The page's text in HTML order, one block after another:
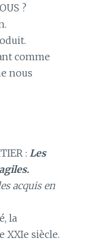
?
comme
nous
: Les
acquis en
la
XXIe siècle.